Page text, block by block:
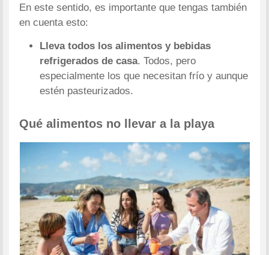
En este sentido, es importante que tengas también
en cuenta esto:
Lleva todos los alimentos y bebidas
refrigerados de casa. Todos, pero
especialmente los que necesitan frío y aunque
estén pasteurizados.
Qué alimentos no llevar a la playa